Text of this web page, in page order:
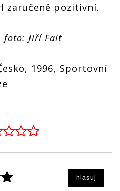
zaručeně pozitivní.
foto: Jiří Fait
1996, Sportovní
hlasuj